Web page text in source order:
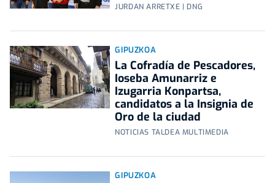
JURDAN ARRETXE | DNG
GIPUZKOA
La Cofradía de Pescadores,
Ioseba Amunarriz e
Izugarria Konpartsa,
candidatos a la Insignia de
Oro de la ciudad
NOTICIAS TALDEA MULTIMEDIA
GIPUZKOA